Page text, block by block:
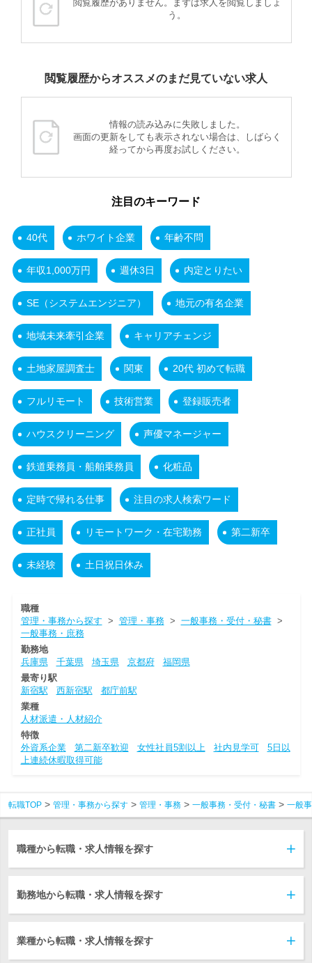
閲覧履歴がありません。まずは求人を閲覧しましょ
う。
閲覧履歴からオススメのまだ見ていない求人
情報の読み込みに失敗しました。
画面の更新をしても表示されない場合は、しばらく
経ってから再度お試しください。
注目のキーワード
40代 ホワイト企業 年齢不問
年収1,000万円 週休3日 内定とりたい
SE（システムエンジニア） 地元の有名企業
地域未来牽引企業 キャリアチェンジ
土地家屋調査士 関東 20代 初めて転職
フルリモート 技術営業 登録販売者
ハウスクリーニング 声優マネージャー
鉄道乗務員・船舶乗務員 化粧品
定時で帰れる仕事 注目の求人検索ワード
正社員 リモートワーク・在宅勤務 第二新卒
未経験 土日祝日休み
職種
管理・事務から探す > 管理・事務> 一般事務・受付・秘書>
一般事務・庶務
勤務地
兵庫県
千葉県 埼玉県 京都府
福岡県
最寄り駅
新宿駅
西新宿駅
都庁前駅
業種
人材派遣・人材紹介
特徴
外資系企業
第二新卒歓迎 女性社員5割以上 社内見学可
5日以
上連続休暇取得可能
転職TOP 管理・事務から探す 管理・事務 一般事務・受付・秘書 一般
職種から転職・求人情報を探す
勤務地から転職・求人情報を探す
業種から転職・求人情報を探す